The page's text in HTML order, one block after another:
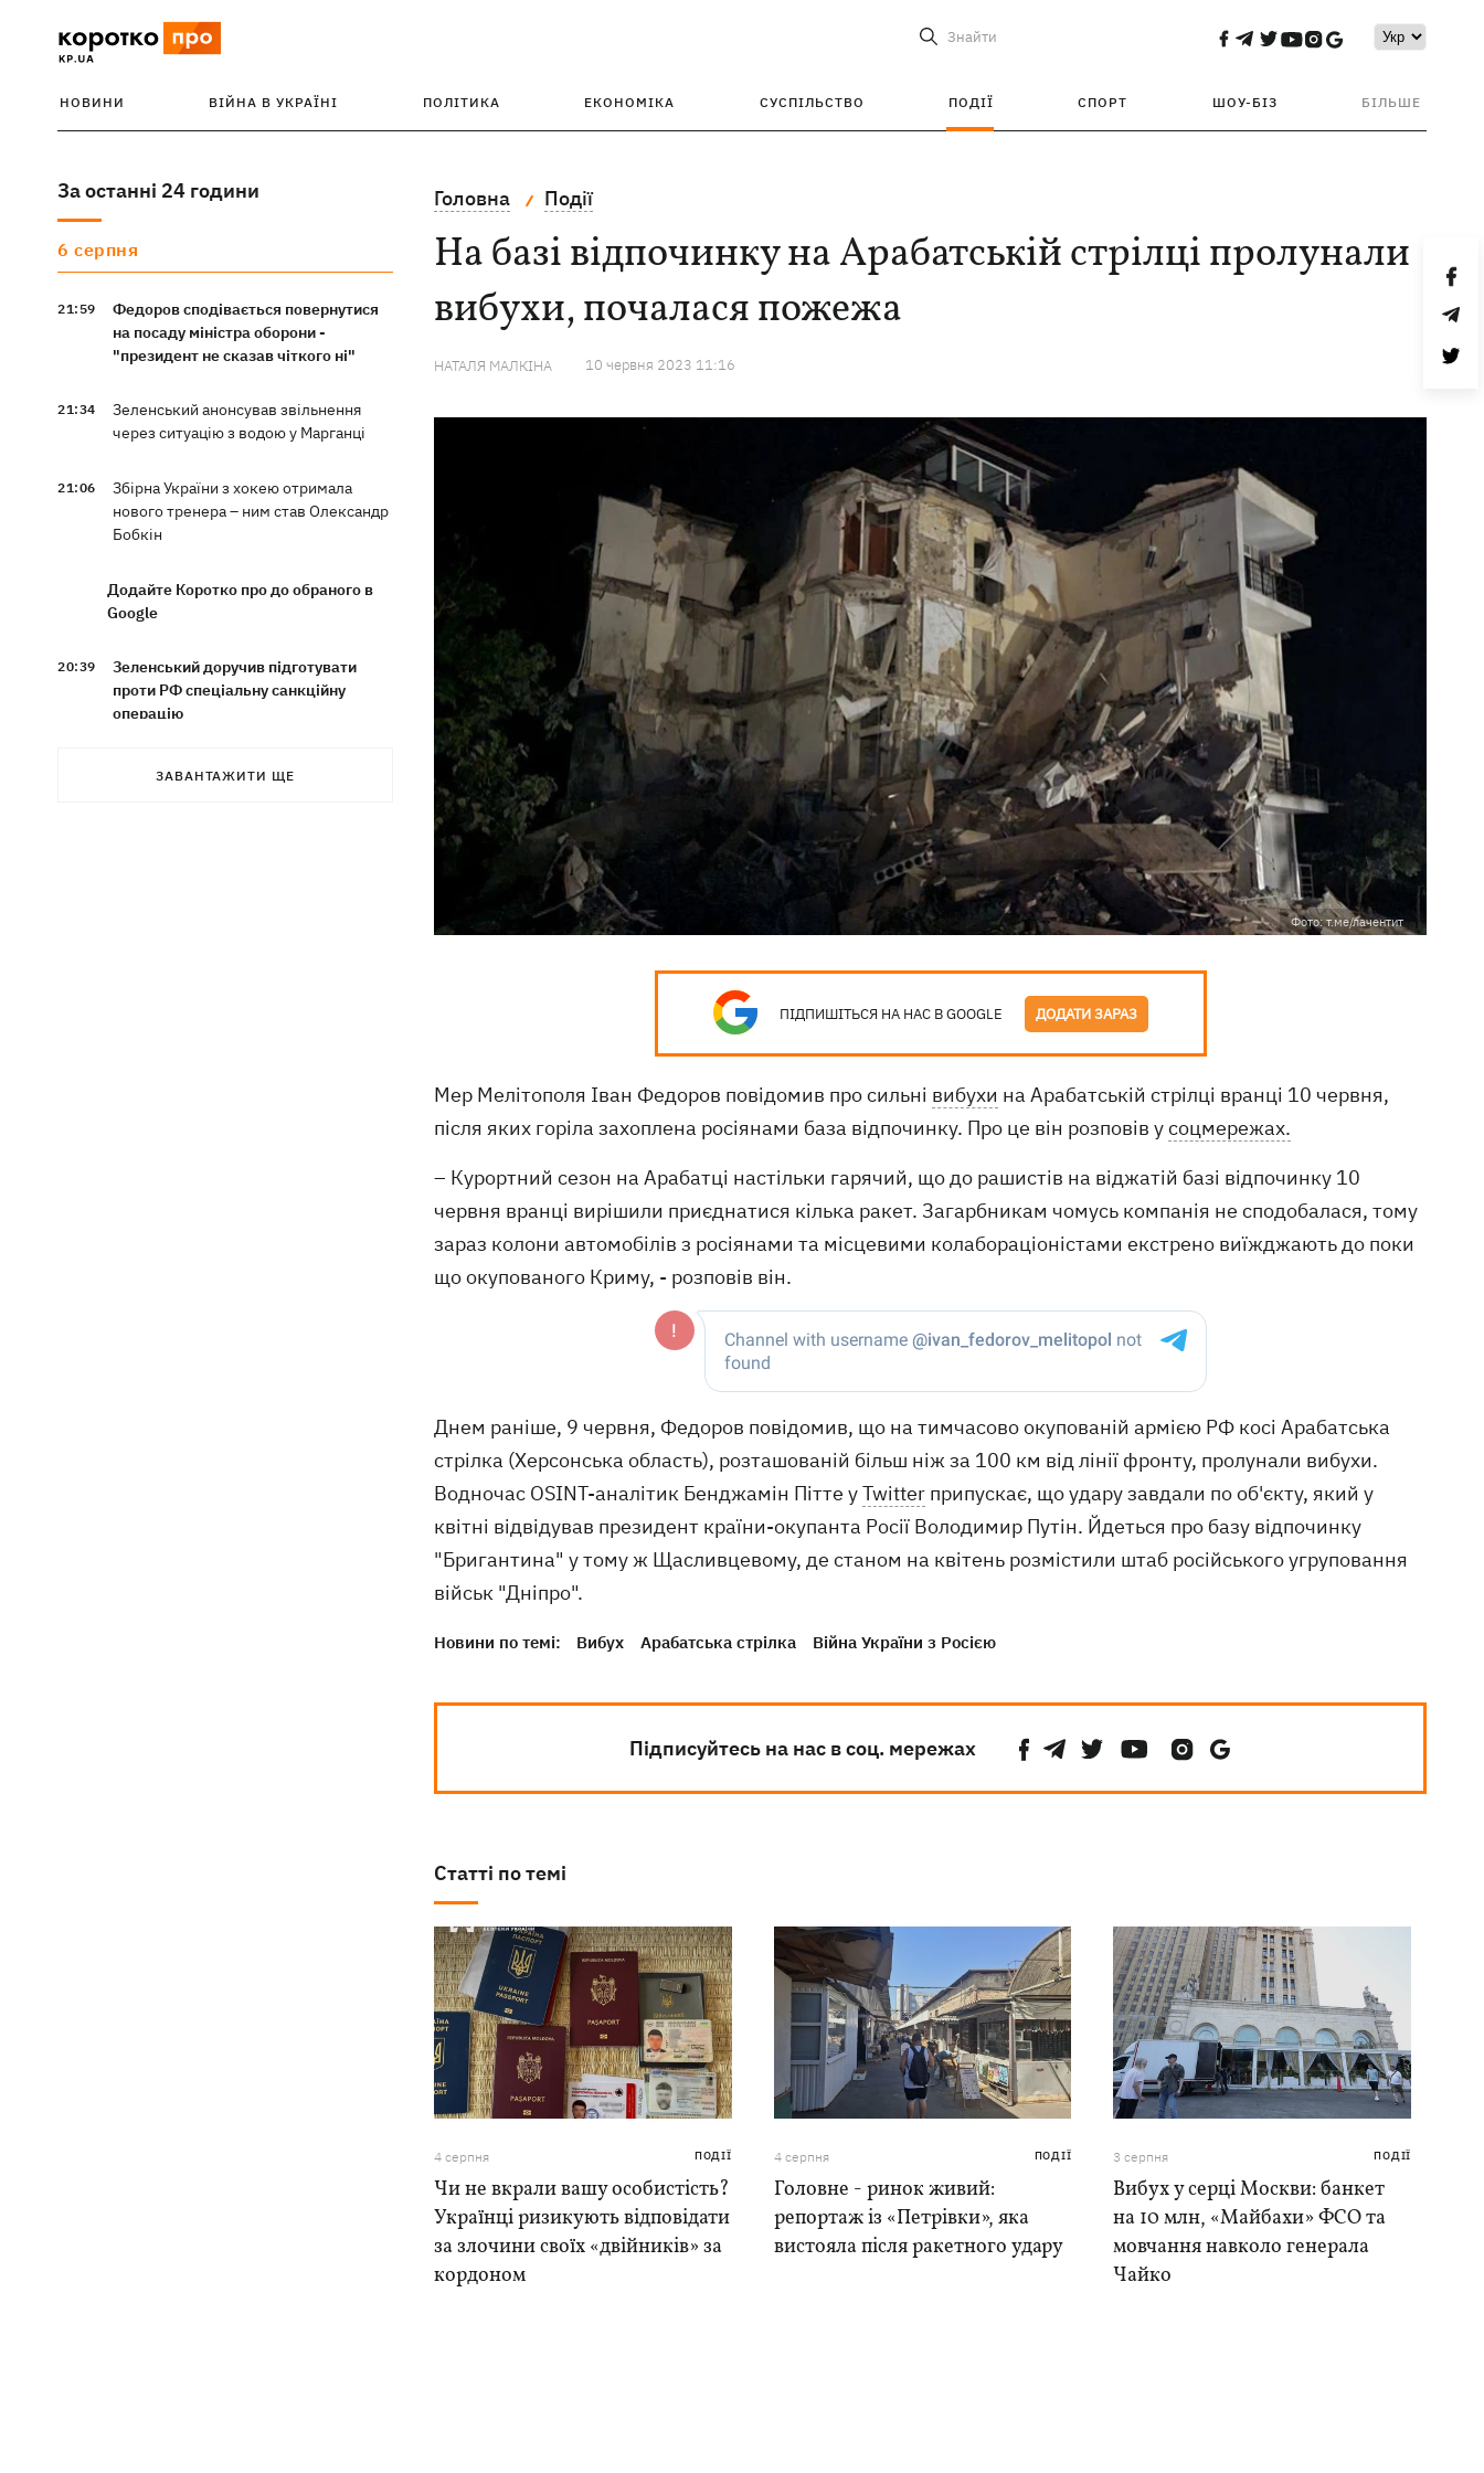
Знайти
НОВИНИ ВІЙНА В УКРАЇНІ ПОЛІТИКА ЕКОНОМІКА СУСПІЛЬСТВО ПОДІЇ СПОРТ ШОУ-БІЗ БІЛЬШЕ
За останні 24 години
6 серпня
21:59
Федоров сподівається повернутися
на посаду міністра оборони -
"президент не сказав чіткого ні"
21:34
Зеленський анонсував звільнення
через ситуацію з водою у Марганці
21:06
Збірна України з хокею отримала
нового тренера – ним став Олександр
Бобкін
Додайте Коротко про до обраного в
Google
20:39
Зеленський доручив підготувати
проти РФ спеціальну санкційну
операцію
Дрони СБУ вразили два кораблі ФСБ
ЗАВАНТАЖИТИ ЩЕ
Головна Події
На базі відпочинку на Арабатській стрілці пролунали
вибухи, почалася пожежа
НАТАЛЯ МАЛКІНА 10 червня 2023 11:16
Фото: т.ме/лачентит
ПІДПИШІТЬСЯ НА НАС В GOOGLE ДОДАТИ ЗАРАЗ
Мер Мелітополя Іван Федоров повідомив про сильні вибухи на Арабатській стрілці вранці 10 червня,
після яких горіла захоплена росіянами база відпочинку. Про це він розповів усоцмережах.
– Курортний сезон на Арабатці настільки гарячий, що до рашистів на віджатій базі відпочинку 10
червня вранці вирішили приєднатися кілька ракет. Загарбникам чомусь компанія не сподобалася, тому
зараз колони автомобілів з росіянами та місцевими колабораціоністами екстрено виїжджають до поки
що окупованого Криму, - розповів він.
Днем раніше, 9 червня, Федоров повідомив, що на тимчасово окупованій армією РФ косі Арабатська
стрілка (Херсонська область), розташованій більш ніж за 100 км від лінії фронту, пролунали вибухи.
Водночас OSINT-аналітик Бенджамін Пітте уTwitter припускає, що удару завдали по об'єкту, який у
квітні відвідував президент країни-окупанта Росії Володимир Путін. Йдеться про базу відпочинку
"Бригантина" у тому ж Щасливцевому, де станом на квітень розмістили штаб російського угруповання
військ "Дніпро".
Новини по темі: Вибух Арабатська стрілка Війна України з Росією
Підписуйтесь на нас в соц. мережах
Статті по темі
4 серпня ПОДІЇ
Чи не вкрали вашу особистість?
Українці ризикують відповідати
за злочини своїх «двійників» за
кордоном
4 серпня ПОДІЇ
Головне - ринок живий:
репортаж із «Петрівки», яка
вистояла після ракетного удару
3 серпня ПОДІЇ
Вибух у серці Москви: банкет
на 10 млн, «Майбахи» ФСО та
мовчання навколо генерала
Чайко